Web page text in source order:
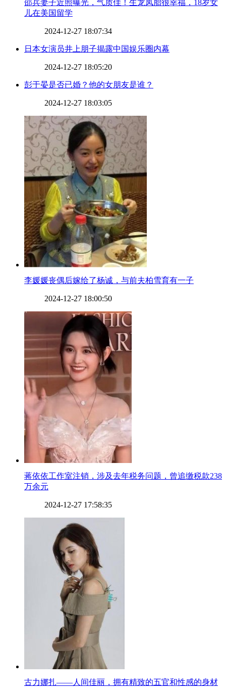
​邵兵妻子近照曝光，气质佳！生龙凤胎很幸福，18岁女
儿在美国留学
2024-12-27 18:07:34
​日本女演员井上朋子揭露中国娱乐圈内幕
2024-12-27 18:05:20
​彭于晏是否已婚？他的女朋友是谁？
2024-12-27 18:03:05
​李媛媛丧偶后嫁给了杨诚，与前夫柏雪育有一子
2024-12-27 18:00:50
​蒋依依工作室注销，涉及去年税务问题，曾追缴税款238
万余元
2024-12-27 17:58:35
​古力娜扎——人间佳丽，拥有精致的五官和性感的身材